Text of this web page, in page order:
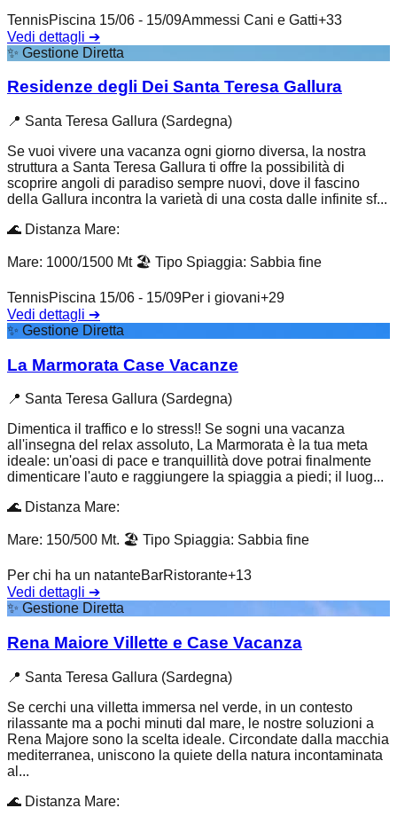
TennisPiscina 15/06 - 15/09Ammessi Cani e Gatti+33
Vedi dettagli ➔
✨ Gestione Diretta
Residenze degli Dei Santa Teresa Gallura
📍 Santa Teresa Gallura (Sardegna)
Se vuoi vivere una vacanza ogni giorno diversa, la nostra
struttura a Santa Teresa Gallura ti offre la possibilità di
scoprire angoli di paradiso sempre nuovi, dove il fascino
della Gallura incontra la varietà di una costa dalle infinite sf...
🌊 Distanza Mare:
Mare: 1000/1500 Mt 🏖️ Tipo Spiaggia: Sabbia fine
TennisPiscina 15/06 - 15/09Per i giovani+29
Vedi dettagli ➔
✨ Gestione Diretta
La Marmorata Case Vacanze
📍 Santa Teresa Gallura (Sardegna)
Dimentica il traffico e lo stress!! Se sogni una vacanza
all'insegna del relax assoluto, La Marmorata è la tua meta
ideale: un'oasi di pace e tranquillità dove potrai finalmente
dimenticare l'auto e raggiungere la spiaggia a piedi; il luog...
🌊 Distanza Mare:
Mare: 150/500 Mt. 🏖️ Tipo Spiaggia: Sabbia fine
Per chi ha un natanteBarRistorante+13
Vedi dettagli ➔
✨ Gestione Diretta
Rena Maiore Villette e Case Vacanza
📍 Santa Teresa Gallura (Sardegna)
Se cerchi una villetta immersa nel verde, in un contesto
rilassante ma a pochi minuti dal mare, le nostre soluzioni a
Rena Majore sono la scelta ideale. Circondate dalla macchia
mediterranea, uniscono la quiete della natura incontaminata
al...
🌊 Distanza Mare: